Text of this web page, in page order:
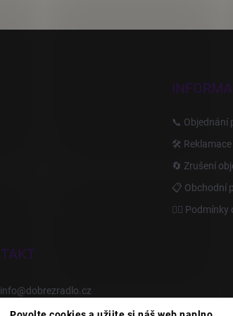
📞 Objednání
🛠️
🔄 Zrušení
📋 Obchodní
🙆‍♂️
info@dobrezradlo.cz